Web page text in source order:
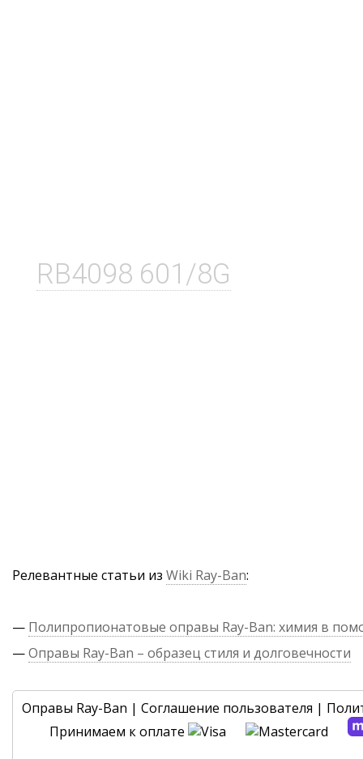
RB4098 601/8G
Релевантные статьи из Wiki Ray-Ban:
— Полипропионатовые оправы Ray-Ban: химия в
—Оправы Ray-Ban – образец стиля и долговечности
Оправы Ray-Ban | Соглашение пользователя |
Принимаем к оплате